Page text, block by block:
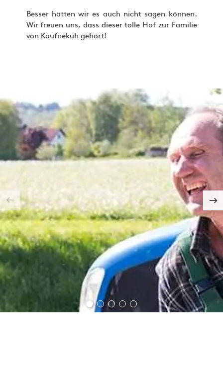
Besser hätten wir es auch nicht sagen können.
Wir freuen uns, dass dieser tolle Hof zur Familie
von Kaufnekuh gehört!